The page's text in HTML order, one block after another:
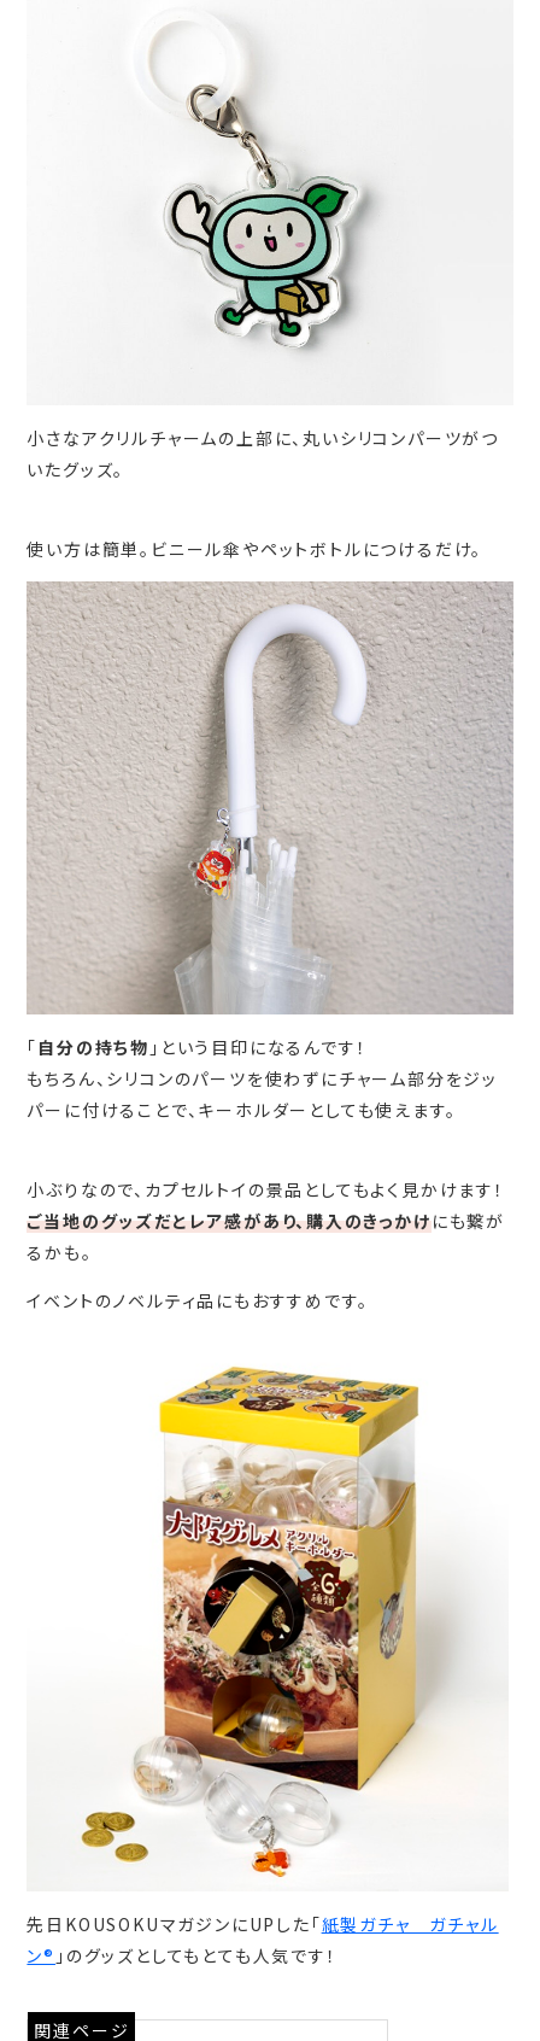
小さなアクリルチャームの上部に、丸いシリコンパーツがつ
いたグッズ。
使い方は簡単。ビニール傘やペットボトルにつけるだけ。
「 自分の持ち物 」という目印になるんです！
もちろん、シリコンのパーツを使わずにチャーム部分をジッ
パーに付けることで、キーホルダーとしても使えます。
小ぶりなので、カプセルトイの景品としてもよく見かけます！
ご当地のグッズだとレア感があり、購入のきっかけにも繋が
るかも。
イベントのノベルティ品にもおすすめです。
先日KOUSOKUマガジンにUPした「紙製ガチャ ガチャル
ン® 」のグッズとしてもとても人気です！
関連ページ